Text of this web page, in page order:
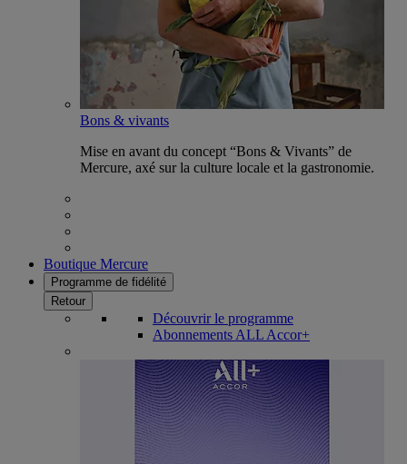
Bons & vivants
Mise en avant du concept “Bons & Vivants” de
Mercure, axé sur la culture locale et la gastronomie.
Boutique Mercure
Programme de fidélité
Retour
Découvrir le programme
Abonnements ALL Accor+